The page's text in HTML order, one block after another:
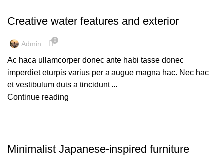
Creative water features and exterior
Admin 0
Ac haca ullamcorper donec ante habi tasse donec
imperdiet eturpis varius per a augue magna hac. Nec hac
et vestibulum duis a tincidunt ...
Continue reading
Minimalist Japanese-inspired furniture